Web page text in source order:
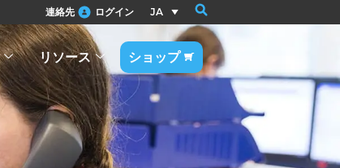
連絡先 ログイン JA
リソース ショップ